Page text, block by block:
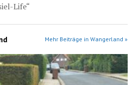
Life“
Mehr Beiträge in Wangerland »